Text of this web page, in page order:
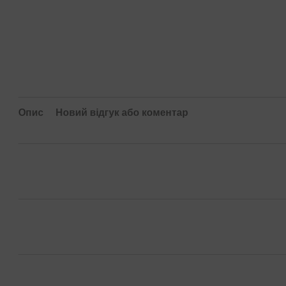
Опис Новий відгук або коментар